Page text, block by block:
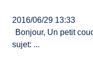
2016/06/29 13:33
Bonjour, Un petit
sujet: ...